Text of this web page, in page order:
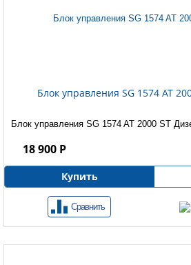
Блок управления SG 1574 AT
Блок управления SG 1574 AT 2000 ST
18 900 Р
Купить
Сравнить